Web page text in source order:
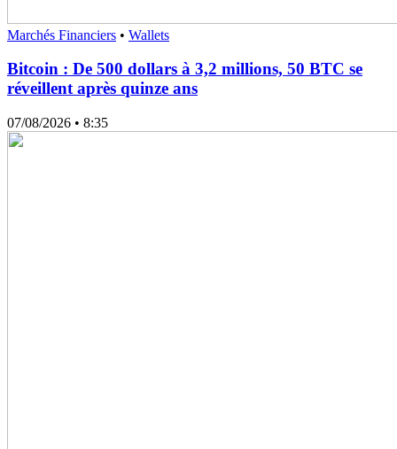
Marchés Financiers • Wallets
Bitcoin : De 500 dollars à 3,2 millions, 50 BTC se
réveillent après quinze ans
07/08/2026 • 8:35